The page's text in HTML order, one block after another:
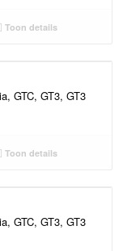
Toon details
GTC, GT3, GT3
Toon details
GTC, GT3, GT3